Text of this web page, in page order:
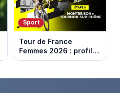
Sport
Tour de France
Femmes 2026 : profil
et horaires de la 6e
Montbrison et